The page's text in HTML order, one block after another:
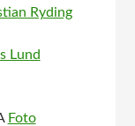
Ryding
Lund
Foto